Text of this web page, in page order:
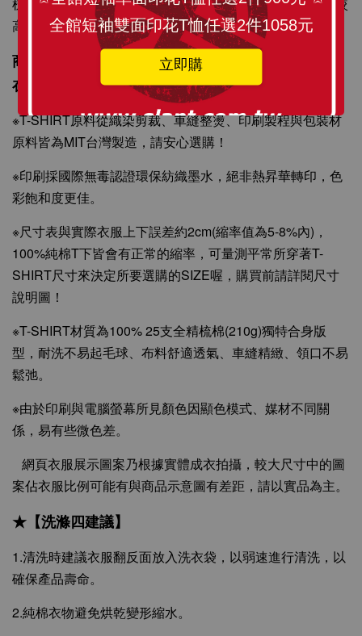
全館短袖雙面印花T恤任選2件1058元
立即購
加入購物車
高的品質水準，經多次洗滌不易起毛球，不易掉棉絮。
商品描述：訂製化圖像精心印刷，將 SLANT TEE穿
在身上更顯個人風格與時尚感。
※T-SHIRT原料從織染剪裁、車縫整燙、印刷製程與包裝材
原料皆為MIT台灣製造，請安心選購！
※印刷採國際無毒認證環保紡織墨水，絕非熱昇華轉印，色
彩飽和度更佳。
※尺寸表與實際衣服上下誤差約2cm(縮率值為5-8%內)，
100%純棉T下皆會有正常的縮率，可量測平常所穿著T-
SHIRT尺寸來決定所要選購的SIZE喔，購買前請詳閱尺寸
說明圖！
※T-SHIRT材質為100% 25支全精梳棉(210g)獨特合身版
型，耐洗不易起毛球、布料舒適透氣、車縫精緻、領口不易
鬆弛。
※由於印刷與電腦螢幕所見顏色因顯色模式、媒材不同關
係，易有些微色差。
網頁衣服展示圖案乃根據實體成衣拍攝，較大尺寸中的圖
案佔衣服比例可能有與商品示意圖有差距，請以實品為主。
★【洗滌四建議】
1.清洗時建議衣服翻反面放入洗衣袋，以弱速進行清洗，以
確保產品壽命。
2.純棉衣物避免烘乾變形縮水。